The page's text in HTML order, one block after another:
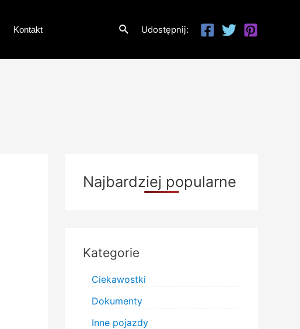
Kontakt SzukajUdostępnij:
Najbardziej popularne
Kategorie
Ciekawostki
Dokumenty
Inne pojazdy